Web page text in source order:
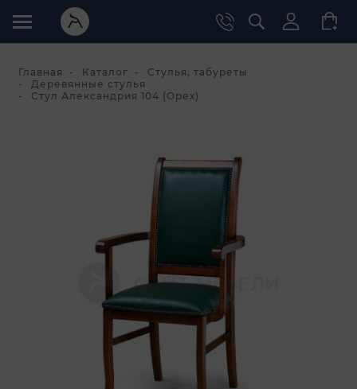
Главная Каталог
Стулья, табуреты
Деревянные стулья
Стул Александрия 104 (Орех)